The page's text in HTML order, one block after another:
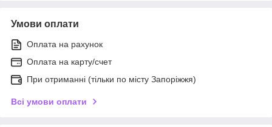
Умови оплати
Оплата на рахунок
Оплата на карту/счет
При отриманні (тільки по місту Запоріжжя)
Всі умови оплати